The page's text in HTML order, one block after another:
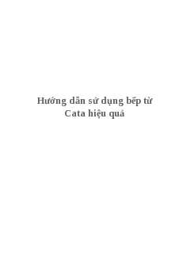
Hướng dẫn sử dụng bếp từ
Cata hiệu quả